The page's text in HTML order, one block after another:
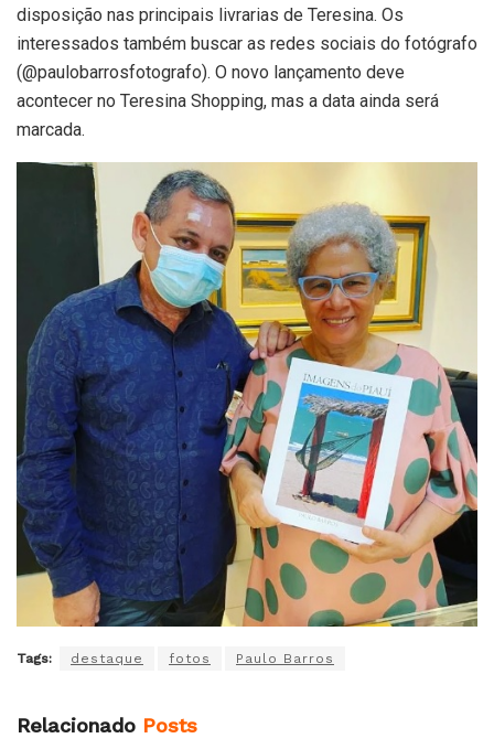
disposição nas principais livrarias de Teresina. Os
interessados também buscar as redes sociais do fotógrafo
(@paulobarrosfotografo). O novo lançamento deve
acontecer no Teresina Shopping, mas a data ainda será
marcada.
Tags: destaque fotos Paulo Barros
Relacionado Posts